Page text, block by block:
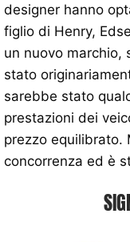
designer hanno
figlio di Henry,
un nuovo marchio,
stato
sarebbe stato
prestazioni dei
prezzo equilibrato.
concorrenza ed è